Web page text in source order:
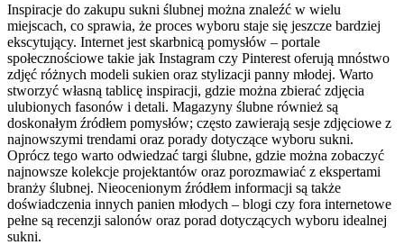
Inspiracje do zakupu sukni ślubnej można znaleźć w wielu
miejscach, co sprawia, że proces wyboru staje się jeszcze bardziej
ekscytujący. Internet jest skarbnicą pomysłów – portale
społecznościowe takie jak Instagram czy Pinterest oferują mnóstwo
zdjęć różnych modeli sukien oraz stylizacji panny młodej. Warto
stworzyć własną tablicę inspiracji, gdzie można zbierać zdjęcia
ulubionych fasonów i detali. Magazyny ślubne również są
doskonałym źródłem pomysłów; często zawierają sesje zdjęciowe z
najnowszymi trendami oraz porady dotyczące wyboru sukni.
Oprócz tego warto odwiedzać targi ślubne, gdzie można zobaczyć
najnowsze kolekcje projektantów oraz porozmawiać z ekspertami
branży ślubnej. Nieocenionym źródłem informacji są także
doświadczenia innych panien młodych – blogi czy fora internetowe
pełne są recenzji salonów oraz porad dotyczących wyboru idealnej
sukni.